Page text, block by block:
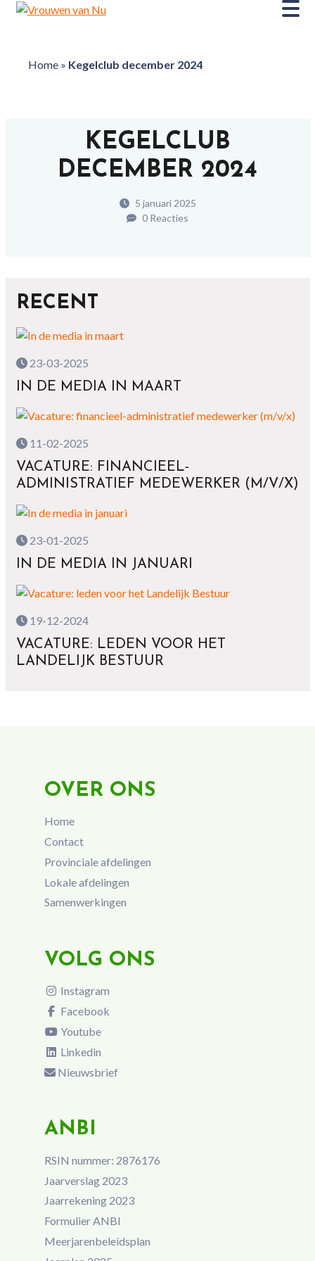
Home» Kegelclub december 2024
KEGELCLUB
DECEMBER 2024
5 januari 2025
0 Reacties
RECENT
23-03-2025
IN DE MEDIA IN MAART
11-02-2025
VACATURE: FINANCIEEL-
ADMINISTRATIEF MEDEWERKER (M/V/X)
23-01-2025
IN DE MEDIA IN JANUARI
19-12-2024
VACATURE: LEDEN VOOR HET
LANDELIJK BESTUUR
OVER ONS
Home
Contact
Provinciale afdelingen
Lokale afdelingen
Samenwerkingen
VOLG ONS
Instagram
Facebook
Youtube
Linkedin
Nieuwsbrief
ANBI
RSIN nummer: 2876176
Jaarverslag 2023
Jaarrekening 2023
Formulier ANBI
Meerjarenbeleidsplan